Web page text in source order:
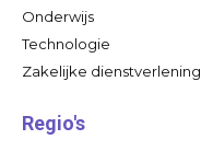
Onderwijs
Technologie
Zakelijke dienstverlening
Regio's